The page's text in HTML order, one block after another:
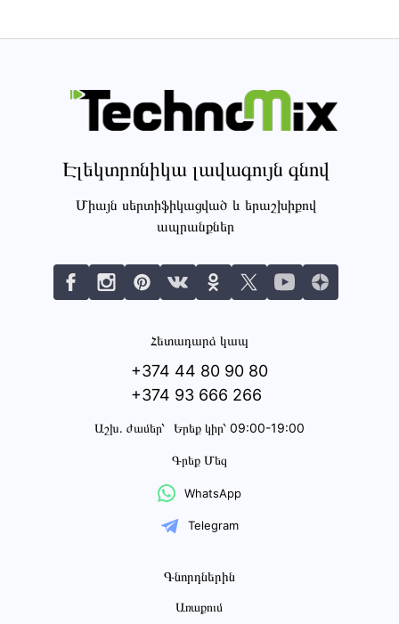
Էլեկտրոնիկա լավագույն գնով
Միայն սերտիֆիկացված և երաշխիքով
ապրանքներ
Հետադարձ կապ
+374 44 80 90 80
+374 93 666 266
Աշխ․ ժամեր՝ Երեք կիր՝ 09:00-19:00
Գրեք Մեզ
WhatsApp
Telegram
Գնորդներին
Առաքում